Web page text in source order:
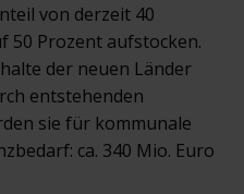
von derzeit 40
50 Prozent aufstocken.
der neuen Länder
entstehenden
sie für kommunale
ca. 340 Mio. Euro